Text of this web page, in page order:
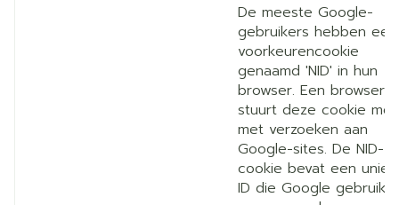
De meeste Google-
gebruikers hebben een
voorkeurencookie
genaamd 'NID' in hun
browser. Een browser
stuurt deze cookie
met verzoeken aan
Google-sites. De NID-
cookie bevat een
ID die Google gebruikt